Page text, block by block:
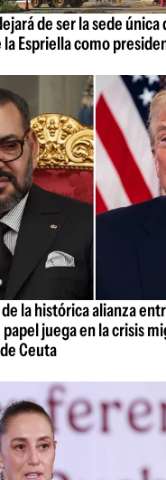
de ser la sede
Espriella como
la histórica alianza
juega en la crisis
Ceuta